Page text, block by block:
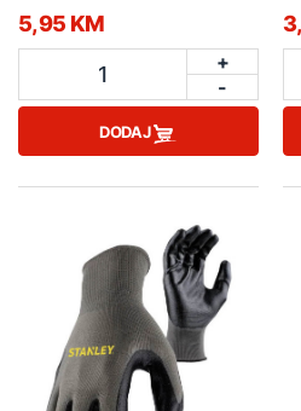
5,95 KM
1
+
-
DODAJ